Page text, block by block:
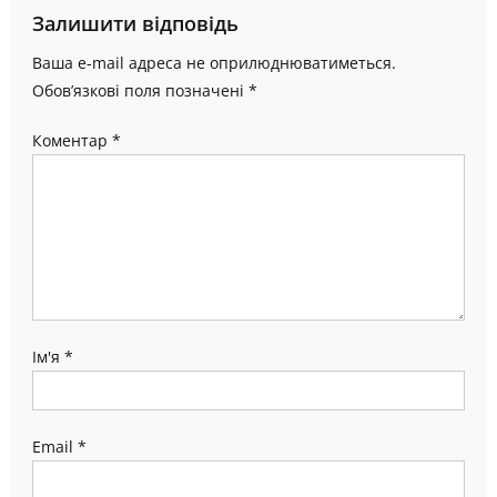
Залишити відповідь
Ваша e-mail адреса не оприлюднюватиметься.
Обов’язкові поля позначені *
Коментар *
Ім'я *
Email *